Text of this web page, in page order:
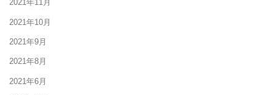
2021年11月
2021年10月
2021年9月
2021年8月
2021年6月